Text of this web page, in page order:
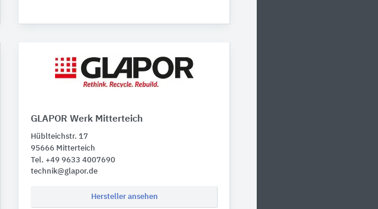
GLAPOR Werk Mitterteich
Hüblteichstr. 17
95666 Mitterteich
Tel. +49 9633 4007690
technik@glapor.de
Hersteller ansehen